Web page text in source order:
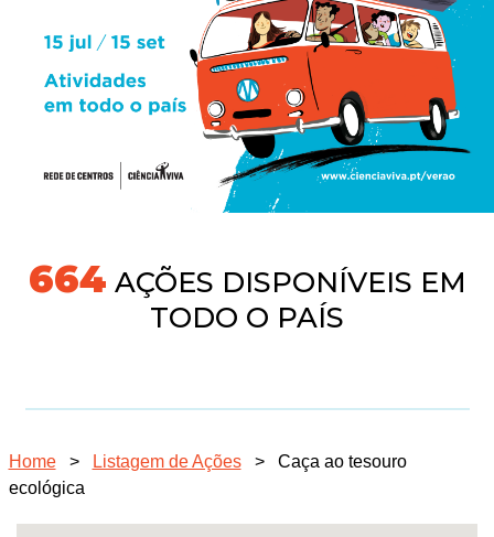
718AÇÕES DISPONÍVEIS EM
TODO O PAÍS
Home > Listagem de Ações >
Caça ao tesouro
ecológica